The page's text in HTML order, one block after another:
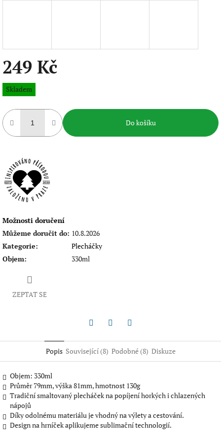
249 Kč
Měrná
cena:
Skladem
Do košíku
Možnosti doručení
Můžeme doručit do: 10.8.2026
Kategorie:
Plecháčky
Objem: 330ml
ZEPTAT SE
Popis Související (8) Podobné (8) Diskuze
Objem: 330ml
Průměr 79mm, výška 81mm, hmotnost 130g
Tradiční smaltovaný plecháček na popíjení horkých i chlazených
nápojů
Díky odolnému materiálu je vhodný na výlety a cestování.
Design na hrníček aplikujeme sublimační technologií.